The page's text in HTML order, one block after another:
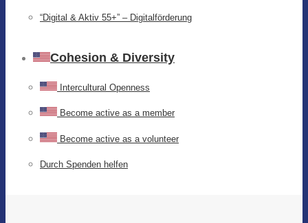
“Digital & Aktiv 55+” – Digitalförderung
Cohesion & Diversity
Intercultural Openness
Become active as a member
Become active as a volunteer
Durch Spenden helfen